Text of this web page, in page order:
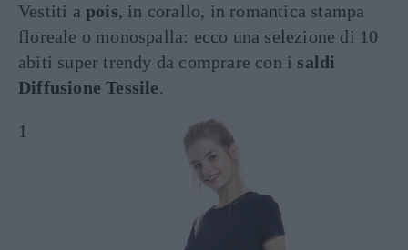
Vestiti a pois, in corallo, in romantica stampa
floreale o monospalla: ecco una selezione di 10
abiti super trendy da comprare con i saldi
Diffusione Tessile.